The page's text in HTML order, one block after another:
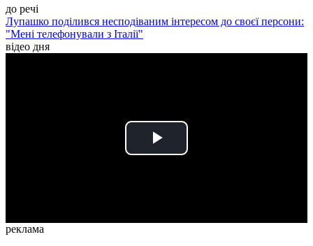
до речі
Лупашко поділився несподіваним інтересом до своєї персони:
"Мені телефонували з Італії"
відео дня
Play
реклама